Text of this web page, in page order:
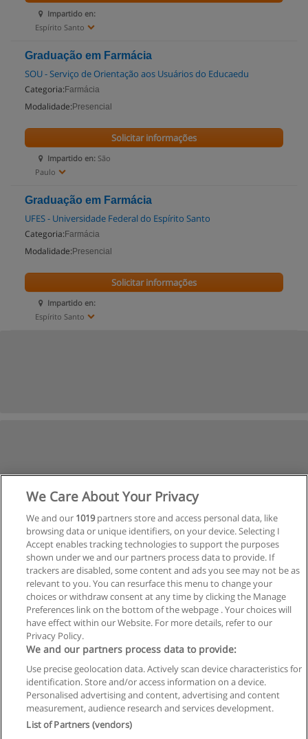
Impartido en:
Espírito Santo
Graduação em Farmácia
SOU - Serviço de Orientação aos Usuários do Educaedu
Categoria: Farmácia
Modalidade: Presencial
Impartido en: São
Paulo
Solicitar informações
Graduação em Farmácia
UFES - Universidade Federal do Espírito Santo
Categoria: Farmácia
Modalidade: Presencial
Impartido en:
Espírito Santo
Solicitar informações
Regras de uso
Privacidade de dados
Entrar em contato com Educaedu
Copyright © Educaedu Business S.L. - CIF : B-95610580: -
We Care About Your Privacy
We and our 1019partners store and access personal data, like
browsing data or unique identifiers, on your device. Selecting I
Accept enables tracking technologies to support the purposes
shown under we and our partners process data to provide. If
trackers are disabled, some content and ads you see may not be as
relevant to you. You can resurface this menu to change your
choices or withdraw consent at any time by clicking the Manage
Preferences link on the bottom of the webpage . Your choices will
have effect within our Website. For more details, refer to our
Privacy Policy.
We and our partners process data to provide:
Use precise geolocation data. Actively scan device characteristics for
identification. Store and/or access information on a device.
Personalised advertising and content, advertising and content
measurement, audience research and services development.
List of Partners (vendors)